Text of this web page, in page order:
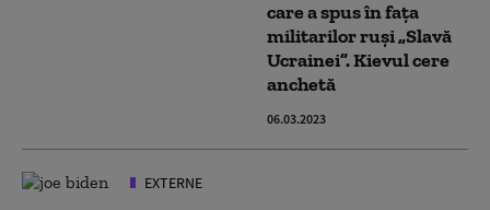
care a spus în fața
militarilor ruși „Slavă
Ucrainei”. Kievul cere
anchetă
06.03.2023
EXTERNE